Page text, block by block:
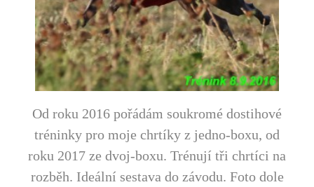
Od roku 2016 pořádám soukromé dostihové
tréninky pro moje chrtíky z jedno-boxu, od
roku 2017 ze dvoj-boxu. Trénují tři chrtíci na
rozběh. Ideální sestava do závodu. Foto dole